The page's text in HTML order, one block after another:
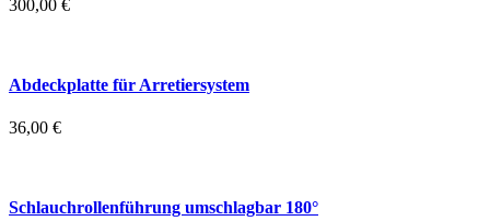
300,00 €
Abdeckplatte für Arretiersystem
36,00 €
Schlauchrollenführung umschlagbar 180°